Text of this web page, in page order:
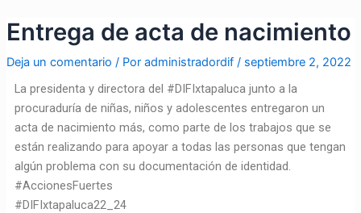
Entrega de acta de nacimiento
Deja un comentario / Por administradordif / septiembre 2, 2022
La presidenta y directora del #DIFIxtapaluca junto a la
procuraduría de niñas, niños y adolescentes entregaron un
acta de nacimiento más, como parte de los trabajos que se
están realizando para apoyar a todas las personas que tengan
algún problema con su documentación de identidad.
#AccionesFuertes
#DIFIxtapaluca22_24
de